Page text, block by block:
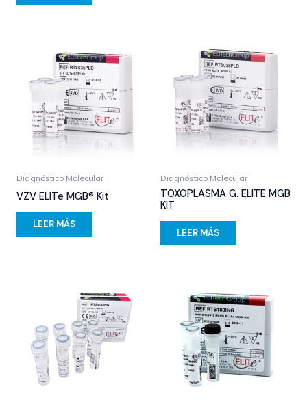
Diagnóstico Molecular
VZV ELITe MGB® Kit
LEER MÁS
Diagnóstico Molecular
TOXOPLASMA G. ELITE MGB
KIT
LEER MÁS